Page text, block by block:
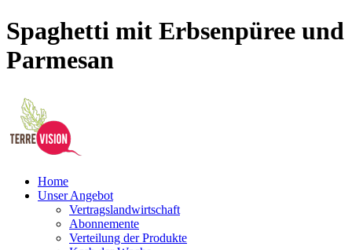
Spaghetti mit Erbsenpüree und
Parmesan
Home
Unser Angebot
Vertragslandwirtschaft
Abonnemente
Verteilung der Produkte